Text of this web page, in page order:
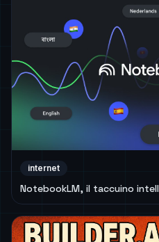
internet
NotebookLM, il taccuino